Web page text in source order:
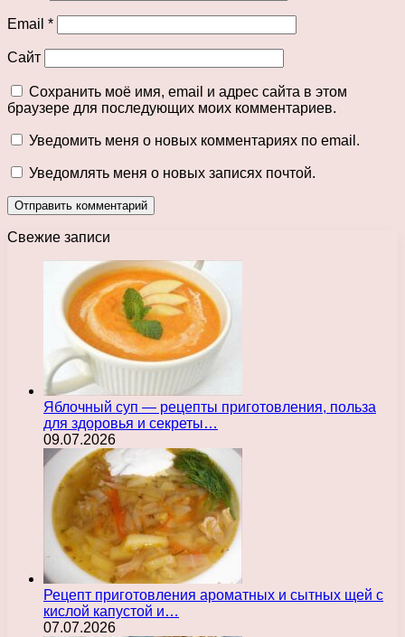
Email *
Сайт
Сохранить моё имя, email и адрес сайта в этом
браузере для последующих моих комментариев.
Уведомить меня о новых комментариях по email.
Уведомлять меня о новых записях почтой.
Свежие записи
Яблочный суп — рецепты приготовления, польза
для здоровья и секреты…
09.07.2026
Рецепт приготовления ароматных и сытных щей с
кислой капустой и…
07.07.2026